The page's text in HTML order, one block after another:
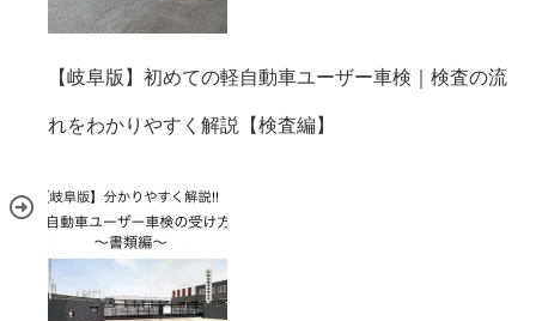
【岐阜版】初めての軽自動車ユーザー車検｜検査の流
れをわかりやすく解説【検査編】